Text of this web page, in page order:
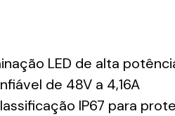
LED de alta
de 48V a 4,16A
IP67 para